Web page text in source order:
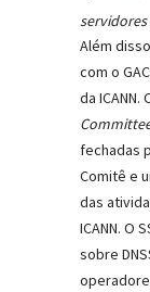
servidores
Além
com o
da ICANN.
fechadas
Comitê e
das
ICANN. O
sobre